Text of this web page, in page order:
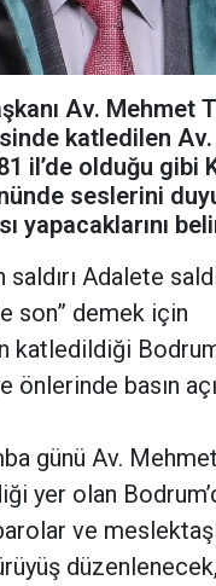
Av. Mehmet
katledilen
il’de olduğu gibi
seslerini
yapacaklarını
saldırı Adalete
son” demek için
katledildiği
önlerinde basın
günü Av.
yer olan
ve